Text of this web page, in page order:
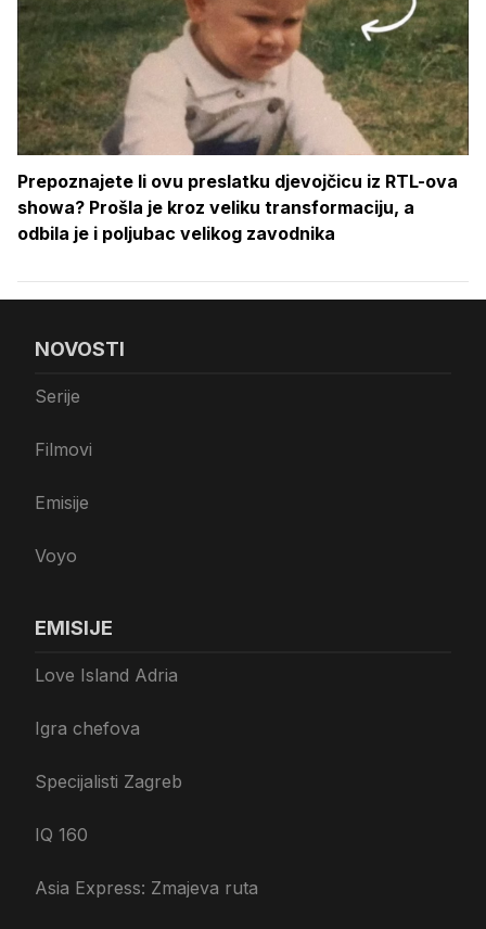
Prepoznajete li ovu preslatku djevojčicu iz RTL-ova
showa? Prošla je kroz veliku transformaciju, a
odbila je i poljubac velikog zavodnika
NOVOSTI
Serije
Filmovi
Emisije
Voyo
EMISIJE
Love Island Adria
Igra chefova
Specijalisti Zagreb
IQ 160
Asia Express: Zmajeva ruta